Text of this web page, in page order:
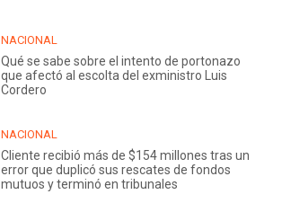
NACIONAL
Qué se sabe sobre el intento de portonazo
que afectó al escolta del exministro Luis
Cordero
NACIONAL
Cliente recibió más de $154 millones tras un
error que duplicó sus rescates de fondos
mutuos y terminó en tribunales